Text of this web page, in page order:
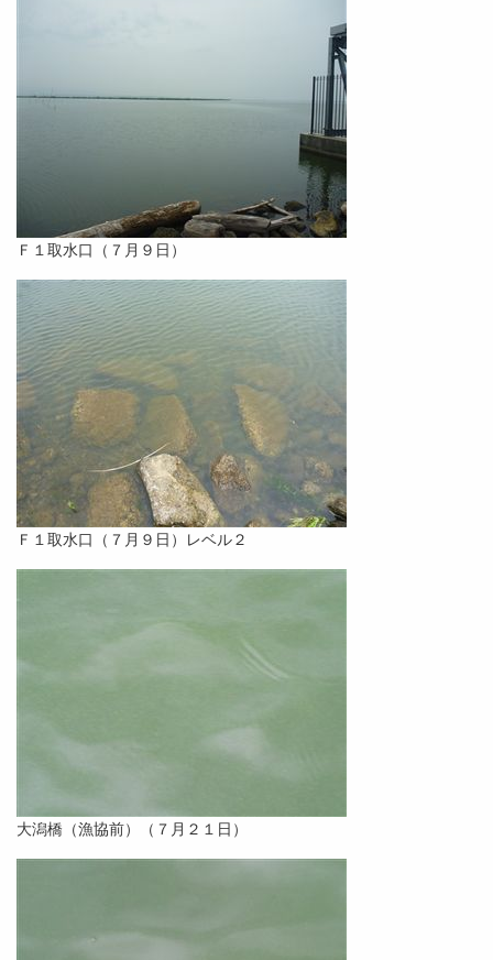
Ｆ１取水口（７月９日）
Ｆ１取水口（７月９日）レベル２
大潟橋（漁協前）（７月２１日）